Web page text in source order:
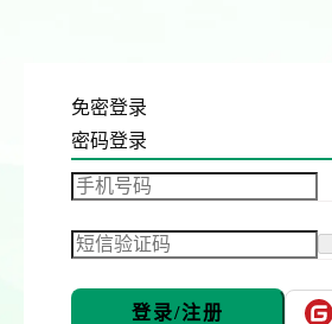
免密登录
密码登录
登录/注册